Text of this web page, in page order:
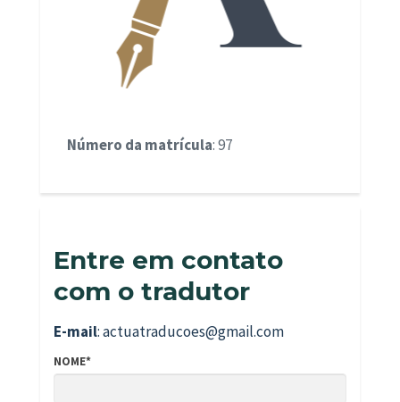
Número da matrícula: 97
Entre em contato
com o tradutor
E-mail: actuatraducoes@gmail.com
NOME*